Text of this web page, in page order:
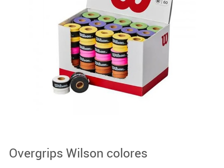
Overgrips Wilson colores